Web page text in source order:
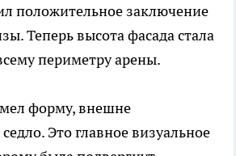
положительное заключение
Теперь высота фасада стала
периметру арены.
форму, внешне
Это главное визуальное